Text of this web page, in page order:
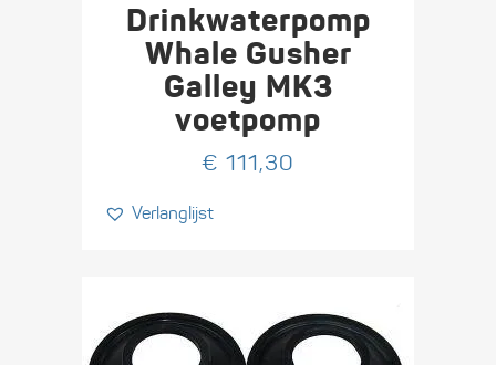
Drinkwaterpomp
Whale Gusher
Galley MK3
voetpomp
€ 111,30
Verlanglijst